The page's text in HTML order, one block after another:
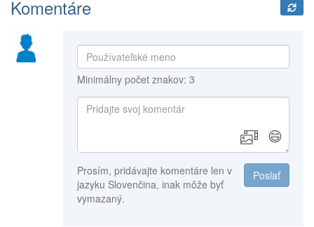
Komentáre
Minimálny počet znakov: 3
😄
Poslať
Prosím, pridávajte komentáre len v
jazyku Slovenčina, inak môže byť
vymazaný.